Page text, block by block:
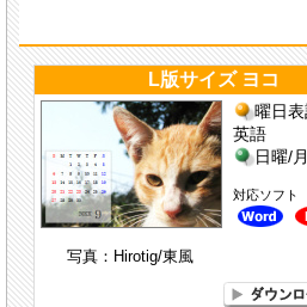
L版サイズ ヨコ
写真：Hirotig/東風
曜日
英語
日曜/
対応ソフト